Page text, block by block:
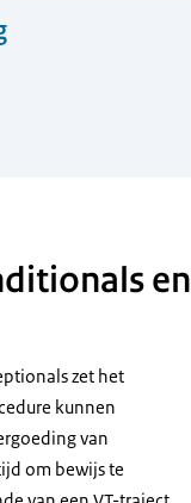
en
zet het
kunnen
van
om bewijs te